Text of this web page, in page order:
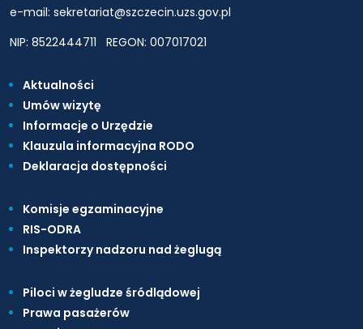
e-mail: sekretariat@szczecin.uzs.gov.pl
NIP: 8522444711
REGON: 007017021
Aktualności
Umów wizytę
Informacje o Urzędzie
Klauzula informacyjna RODO
Deklaracja dostępności
Komisje egzaminacyjne
RIS-ODRA
Inspektorzy nadzoru nad żeglugą
Piloci w żegludze śródlądowej
Prawa pasażerów